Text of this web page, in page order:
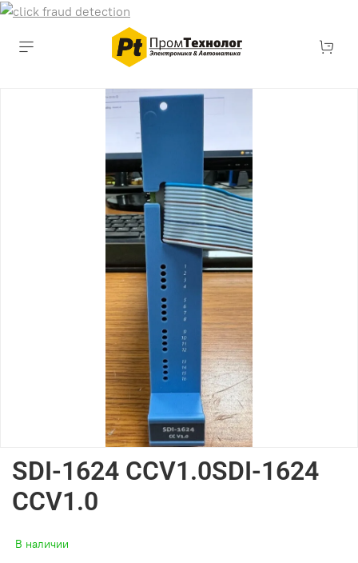
SDI-1624 CCV1.0SDI-1624
CCV1.0
В наличии